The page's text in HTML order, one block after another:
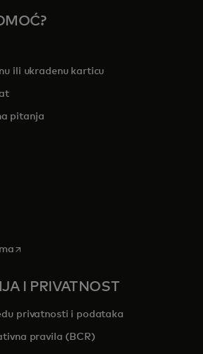
ili ukradenu karticu
pitanja
tab
opens in a new tab
I PRIVATNOST
privatnosti i podataka
pravila (BCR)